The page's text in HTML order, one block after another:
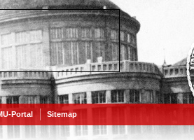
Portal Sitemap